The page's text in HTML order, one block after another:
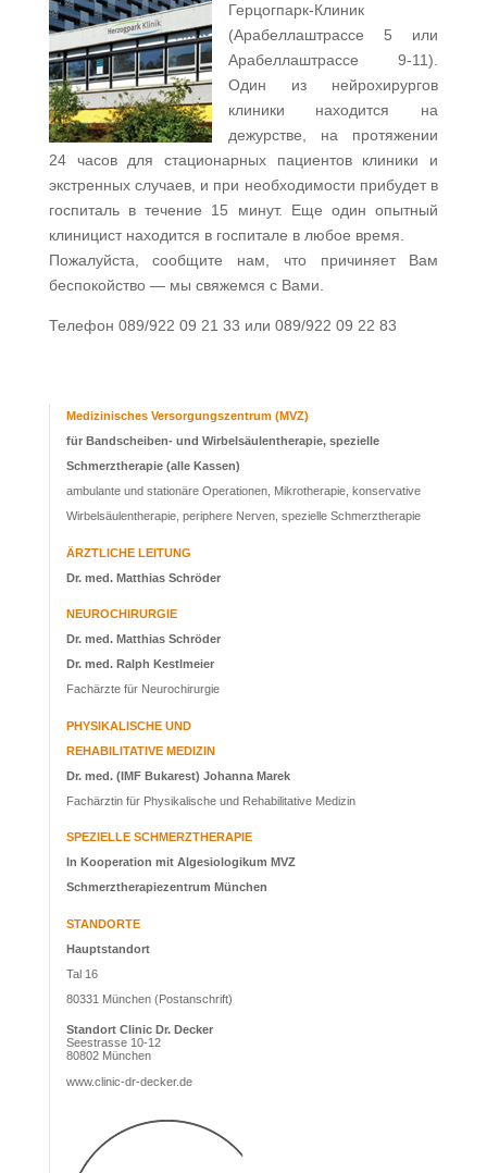
Герцогпарк-Клиник
(Арабеллаштрассе 5 или
Арабеллаштрассе 9-11).
Один из нейрохирургов
клиники находится на
дежурстве, на протяжении
24 часов для стационарных пациентов клиники и
экстренных случаев, и при необходимости прибудет в
госпиталь в течение 15 минут. Еще один опытный
клиницист находится в госпитале в любое время.
Пожалуйста, сообщите нам, что причиняет Вам
беспокойство — мы свяжемся с Вами.
Телефон 089/922 09 21 33 или 089/922 09 22 83
Medizinisches Versorgungszentrum (MVZ)
für Bandscheiben- und Wirbelsäulentherapie, spezielle
Schmerztherapie (alle Kassen)
ambulante und stationäre Operationen, Mikrotherapie, konservative
Wirbelsäulentherapie, periphere Nerven, spezielle Schmerztherapie
ÄRZTLICHE LEITUNG
Dr. med. Matthias Schröder
NEUROCHIRURGIE
Dr. med. Matthias Schröder
Dr. med. Ralph Kestlmeier
Fachärzte für Neurochirurgie
PHYSIKALISCHE UND
REHABILITATIVE MEDIZIN
Dr. med. (IMF Bukarest) Johanna Marek
Fachärztin für Physikalische und Rehabilitative Medizin
SPEZIELLE SCHMERZTHERAPIE
In Kooperation mit Algesiologikum MVZ
Schmerztherapiezentrum München
STANDORTE
Hauptstandort
Tal 16
80331 München (Postanschrift)
Standort Clinic Dr. Decker
Seestrasse 10-12
80802 München
www.clinic-dr-decker.de